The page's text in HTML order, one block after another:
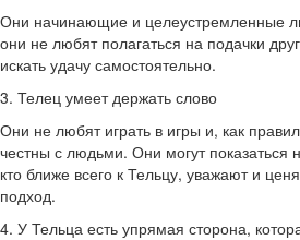
Они начинающие и целеустремленные
они не любят полагаться на подачки
искать удачу самостоятельно.
3. Телец умеет держать слово
Они не любят играть в игры и, как
честны с людьми. Они могут показаться
кто ближе всего к Тельцу, уважают и
подход.
4. У Тельца есть упрямая сторона,